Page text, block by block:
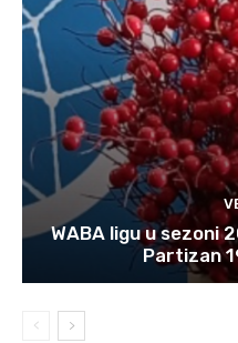
WABA ligu u sezoni
Partizan